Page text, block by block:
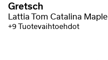
Gretsch
Lattia Tom Catalina Maple
+9 Tuotevaihtoehdot